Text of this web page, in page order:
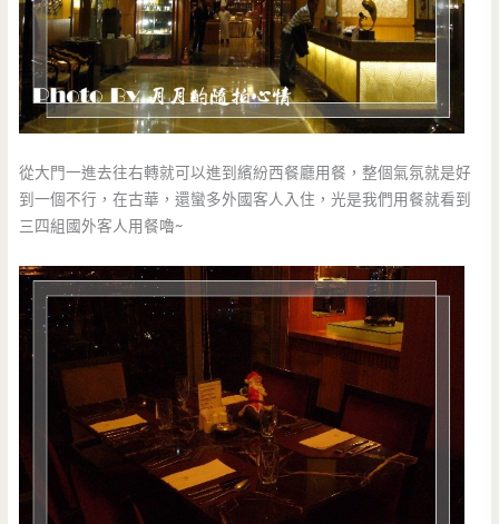
從大門一進去往右轉就可以進到繽紛西餐廳用餐，整個氣氛就是好
到一個不行，在古華，還蠻多外國客人入住，光是我們用餐就看到
三四組國外客人用餐嚕~